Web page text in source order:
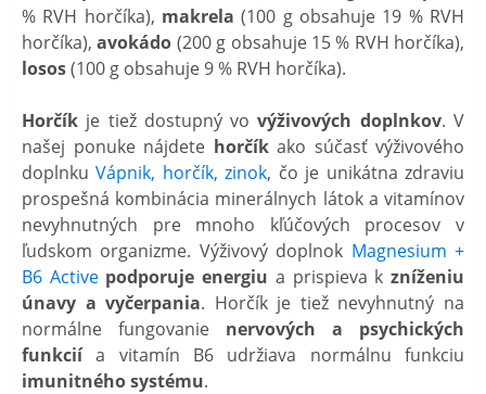
% RVH horčíka), makrela (100 g obsahuje 19 % RVH
horčíka),avokádo (200 g obsahuje 15 % RVH horčíka),
losos(100 g obsahuje 9 % RVH horčíka).
Horčík je tiež dostupný vovýživových doplnkov. V
našej ponuke nájdete horčíkako súčasť výživového
doplnkuVápnik, horčík, zinok, čo je unikátna zdraviu
prospešná kombinácia minerálnych látok a vitamínov
nevyhnutných pre mnoho kľúčových procesov v
ľudskom organizme. Výživový doplnok Magnesium +
B6 Active podporuje energiu a prispieva kzníženiu
únavy a vyčerpania. Horčík je tiež nevyhnutný na
normálne fungovanie nervových a psychických
funkciía vitamín B6 udržiava normálnu funkciu
imunitného systému.